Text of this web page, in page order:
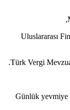
Uluslararası
Türk Vergi
Günlük yevmiye